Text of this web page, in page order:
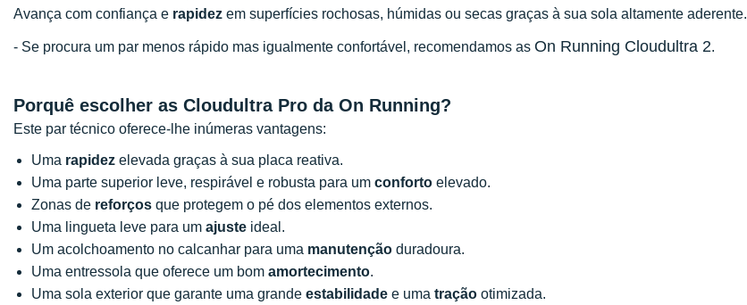
Avança com confiança e rapidez em superfícies rochosas, húmidas ou secas graças à sua sola altamente aderente.
- Se procura um par menos rápido mas igualmente confortável, recomendamos as On Running Cloudultra 2.
Porquê escolher as Cloudultra Pro da On Running?
Este par técnico oferece-lhe inúmeras vantagens:
Uma rapidez elevada graças à sua placa reativa.
Uma parte superior leve, respirável e robusta para um conforto elevado.
Zonas de reforços que protegem o pé dos elementos externos.
Uma lingueta leve para um ajuste ideal.
Um acolchoamento no calcanhar para uma manutenção duradoura.
Uma entressola que oferece um bom amortecimento.
Uma sola exterior que garante uma grande estabilidade e uma tração otimizada.